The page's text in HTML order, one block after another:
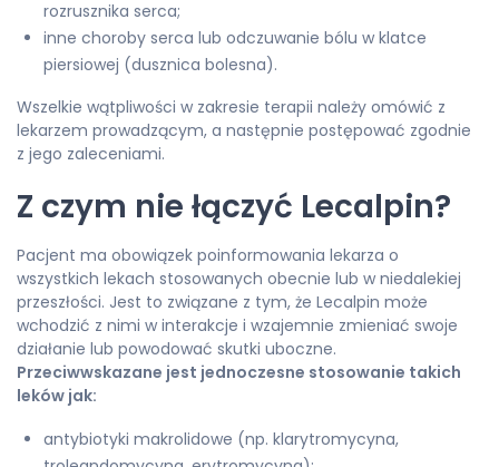
rozrusznika serca;
inne choroby serca lub odczuwanie bólu w klatce
piersiowej (dusznica bolesna).
Wszelkie wątpliwości w zakresie terapii należy omówić z
lekarzem prowadzącym, a następnie postępować zgodnie
z jego zaleceniami.
Z czym nie łączyć Lecalpin?
Pacjent ma obowiązek poinformowania lekarza o
wszystkich lekach stosowanych obecnie lub w niedalekiej
przeszłości. Jest to związane z tym, że Lecalpin może
wchodzić z nimi w interakcje i wzajemnie zmieniać swoje
działanie lub powodować skutki uboczne.
Przeciwwskazane jest jednoczesne stosowanie takich
leków jak:
antybiotyki makrolidowe (np. klarytromycyna,